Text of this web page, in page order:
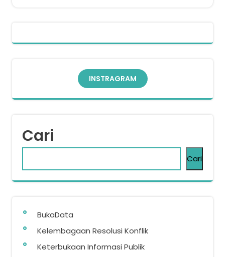
INSTRAGRAM
Cari
Cari
BukaData
Kelembagaan Resolusi Konflik
Keterbukaan Informasi Publik